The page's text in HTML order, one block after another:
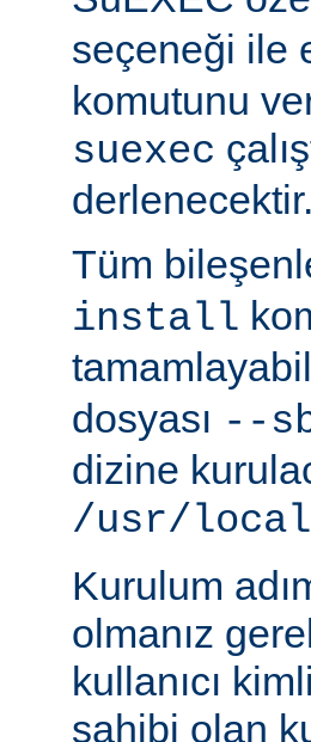
seçeneği ile
komutunu
suexec
derlenecektir.
Tüm
install
dosyası --
dizine
/usr/
Kurulum
olmanız
kullanıcı
sahibi olan